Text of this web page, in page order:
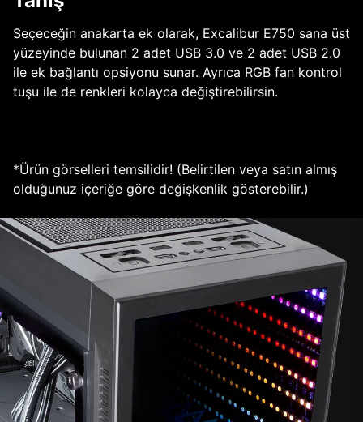
Seçeceğin anakarta ek olarak, Excalibur E750 sana üst
yüzeyinde bulunan 2 adet USB 3.0 ve 2 adet USB 2.0
ile ek bağlantı opsiyonu sunar. Ayrıca RGB fan kontrol
tuşu ile de renkleri kolayca değiştirebilirsin.
*Ürün görselleri temsilidir! (Belirtilen veya satın almış
olduğunuz içeriğe göre değişkenlik gösterebilir.)